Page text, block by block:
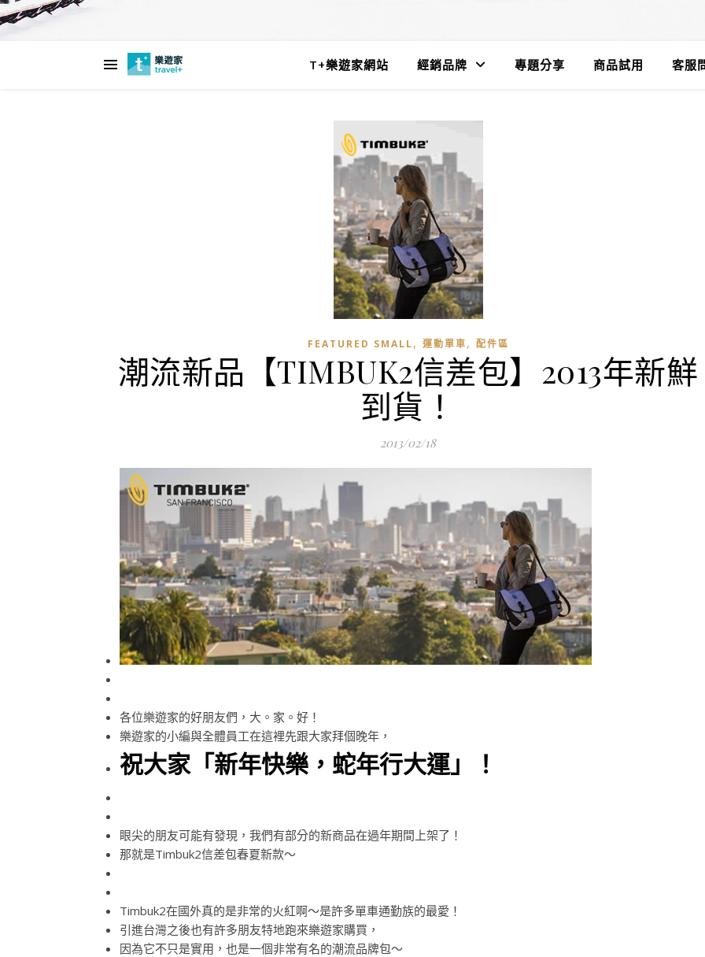
T+樂遊家網站 經銷品牌 專題分享 商品試用 客服
FEATURED SMALL, 運動單車, 配件區
潮流新品【TIMBUK2信差包】2013年新鮮
到貨！
2013/02/18
各位樂遊家的好朋友們，大。家。好！
樂遊家的小編與全體員工在這裡先跟大家拜個晚年，
祝大家「新年快樂，蛇年行大運」！
眼尖的朋友可能有發現，我們有部分的新商品在過年期間上架了！
那就是Timbuk2信差包春夏新款～
Timbuk2在國外真的是非常的火紅啊～是許多單車通勤族的最愛！
引進台灣之後也有許多朋友特地跑來樂遊家購買，
因為它不只是實用，也是一個非常有名的潮流品牌包～